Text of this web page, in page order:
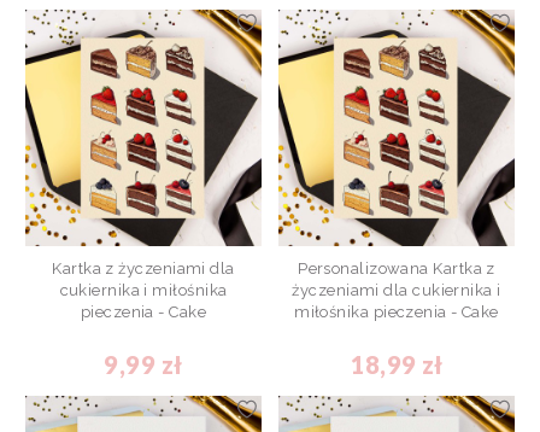
Kartka z życzeniami dla
cukiernika i miłośnika
pieczenia - Cake
9,99 zł
Personalizowana Kartka z
życzeniami dla cukiernika i
miłośnika pieczenia - Cake
18,99 zł